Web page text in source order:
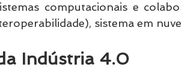
computacionais e
sistema em
da Indústria 4.0